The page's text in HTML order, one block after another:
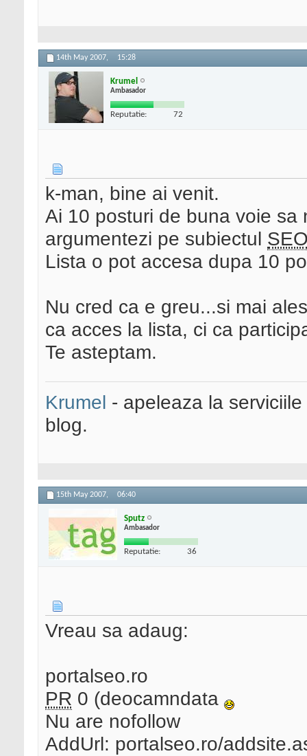
14th May 2007, 15:28
Krumel
Ambasador
Reputatie: 72
k-man, bine ai venit.
Ai 10 posturi de buna voie sa
argumentezi pe subiectul
Lista o pot accesa dupa 10
Nu cred ca e greu...si mai
ca acces la lista, ci ca
Te asteptam.
Krumel - apeleaza la
blog.
15th May 2007, 06:40
Sputz
Ambasador
Reputatie: 36
Vreau sa adaug:
portalseo.ro
PR 0 (deocamndata
Nu are nofollow
AddUrl: portalseo.ro/